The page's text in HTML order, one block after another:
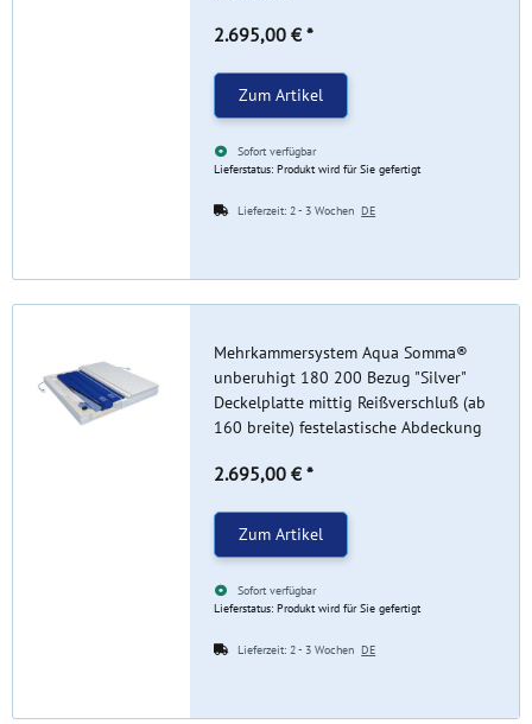
2.695,00 € *
Zum Artikel
Sofort verfügbar
Lieferstatus: Produkt wird für Sie gefertigt
Lieferzeit:2 - 3 WochenDE
Mehrkammersystem Aqua Somma®
unberuhigt 180 200 Bezug "Silver"
Deckelplatte mittig Reißverschluß (ab
160 breite) festelastische Abdeckung
2.695,00 € *
Zum Artikel
Sofort verfügbar
Lieferstatus: Produkt wird für Sie gefertigt
Lieferzeit:2 - 3 WochenDE